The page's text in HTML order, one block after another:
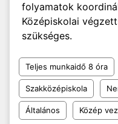
folyamatok
Középiskolai
szükséges.
Teljes munkaidő 8 óra
Szakközépiskola
Általános Közép